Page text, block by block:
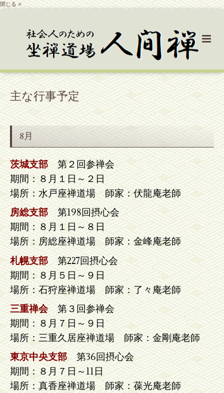
閉じる ×
主な行事予定
8月
茨城支部第２回参禅会
期間：８月１日～２日
場所：水戸座禅道場 師家：伏龍庵老師
房総支部第198回摂心会
期間：８月１日～８日
場所：房総座禅道場 師家：金峰庵老師
札幌支部第227回摂心会
期間：８月５日～９日
場所：石狩座禅道場 師家：了々庵老師
三重禅会第３回参禅会
期間：８月７日～９日
場所：三重久居座禅道場 師家：金剛庵老師
東京中央支部第36回摂心会
期間：８月７日～11日
場所：真香座禅道場 師家：葆光庵老師